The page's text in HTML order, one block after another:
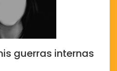
guerras internas